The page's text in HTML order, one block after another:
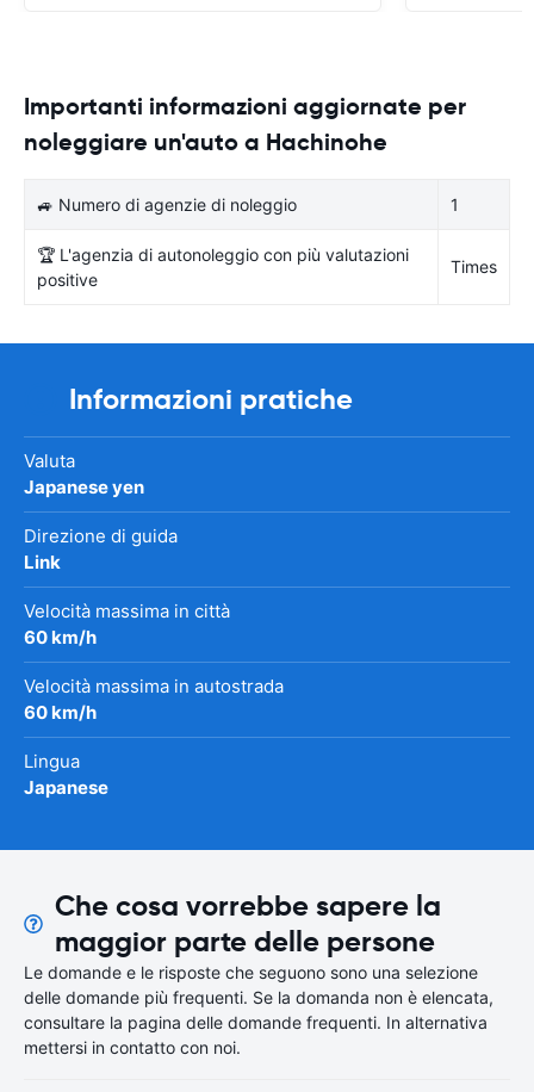
Importanti informazioni aggiornate per
noleggiare un'auto a Hachinohe
🚙 Numero di agenzie di noleggio 1
🏆 L'agenzia di autonoleggio con più valutazioni
positive
Times
Informazioni pratiche
Valuta
Japanese yen
Direzione di guida
Link
Velocità massima in città
60 km/h
Velocità massima in autostrada
60 km/h
Lingua
Japanese
Che cosa vorrebbe sapere la
maggior parte delle persone
Le domande e le risposte che seguono sono una selezione
delle domande più frequenti. Se la domanda non è elencata,
consultare la pagina delle domande frequenti. In alternativa
mettersi in contatto con noi.